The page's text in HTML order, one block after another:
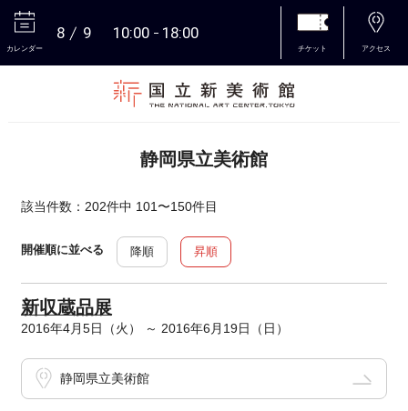
カレンダー
8 9 10:00 18:00
チケット アクセス
静岡県立美術館
該当件数：202件中 101〜150件目
開催順に並べる 降順 昇順
新収蔵品展
2016年4月5日（火） ～ 2016年6月19日（日）
静岡県立美術館